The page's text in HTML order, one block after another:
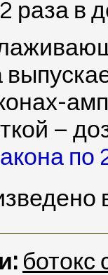
раза в
–
по
ботокс